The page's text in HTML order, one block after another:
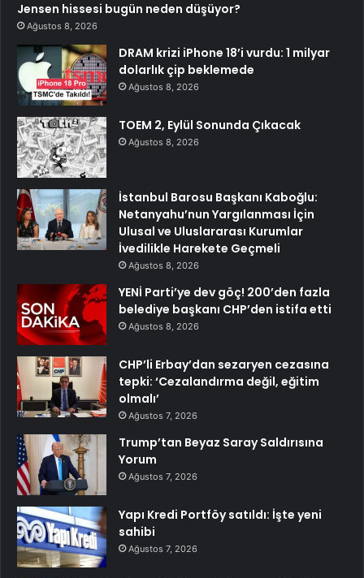
Jensen hissesi bugün neden düşüyor?
Ağustos 8, 2026
DRAM krizi iPhone 18’i vurdu: 1 milyar
dolarlık çip beklemede
Ağustos 8, 2026
TOEM 2, Eylül Sonunda Çıkacak
Ağustos 8, 2026
İstanbul Barosu Başkanı Kaboğlu:
Netanyahu’nun Yargılanması İçin
Ulusal ve Uluslararası Kurumlar
İvedilikle Harekete Geçmeli
Ağustos 8, 2026
YENİ Parti’ye dev göç! 200’den fazla
belediye başkanı CHP’den istifa etti
Ağustos 8, 2026
CHP’li Erbay’dan sezaryen cezasına
tepki: ‘Cezalandırma değil, eğitim
olmalı’
Ağustos 7, 2026
Trump’tan Beyaz Saray Saldırısına
Yorum
Ağustos 7, 2026
Yapı Kredi Portföy satıldı: İşte yeni
sahibi
Ağustos 7, 2026